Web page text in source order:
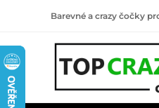
Barevné a crazy čočky